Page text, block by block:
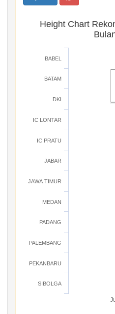
Height Chart
BABEL
BATAM
DKI
IC LONTAR
IC PRATU
JABAR
JAWA TIMUR
MEDAN
PADANG
PALEMBANG
PEKANBARU
SIBOLGA